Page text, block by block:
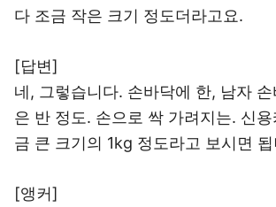
다 조금 작은 크기 정도더라고요.
[답변]
네, 그렇습니다. 손바닥에 한, 남자
은 반 정도. 손으로 싹 가려지는. 신
금 큰 크기의 1kg 정도라고 보시면
[앵커]